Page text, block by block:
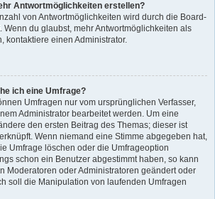
Antwortmöglichkeiten erstellen?
von Antwortmöglichkeiten wird durch die Board-
Wenn du glaubst, mehr Antwortmöglichkeiten als
kontaktiere einen Administrator.
ich eine Umfrage?
Umfragen nur vom ursprünglichen Verfasser,
Administrator bearbeitet werden. Um eine
den ersten Beitrag des Themas; dieser ist
Wenn niemand eine Stimme abgegeben hat,
Umfrage löschen oder die Umfrageoption
schon ein Benutzer abgestimmt haben, so kann
Moderatoren oder Administratoren geändert oder
soll die Manipulation von laufenden Umfragen